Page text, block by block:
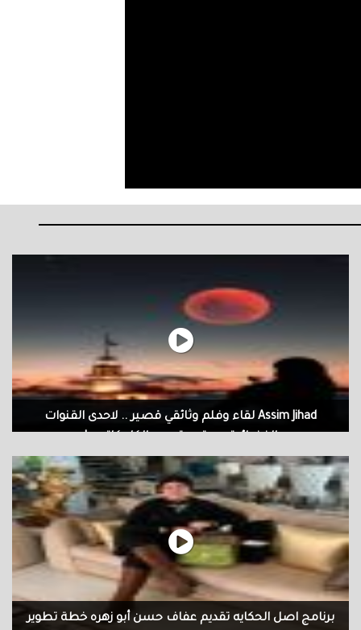
Assim Jihad لقاء وفلم وثائقي قصير .. لاحدى القنوات
Assim Jihad لقاء وفلم وثائقي قصير .. لاحدى القنوات الفضائية عن تجربتي
مع الكاريكاتير ..!
برنامج اصل الحكايه تقديم عفاف حسن أبو زهره خطة تطوير